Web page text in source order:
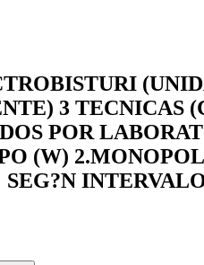
3 TECNICAS
POR
(W)